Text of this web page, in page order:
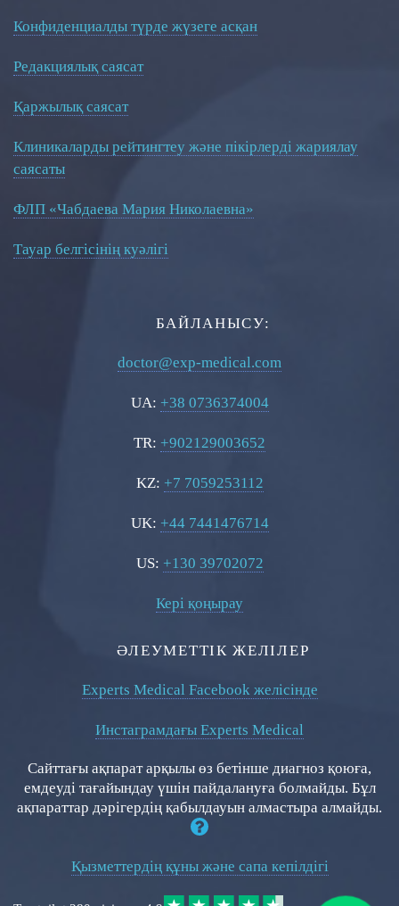
Конфиденциалды түрде жүзеге асқан
Редакциялық саясат
Қаржылық саясат
Клиникаларды рейтингтеу және пікірлерді жариялау
саясаты
ФЛП «Чабдаева Мария Николаевна»
Тауар белгісінің куәлігі
БАЙЛАНЫСУ:
doctor@exp-medical.com
UA: +38 0736374004
TR: +902129003652
KZ: +7 7059253112
UK: +44 7441476714
US: +130 39702072
Кері қоңырау
ӘЛЕУМЕТТІК ЖЕЛІЛЕР
Experts Medical Facebook желісінде
Инстаграмдағы Experts Medical
Сайттағы ақпарат арқылы өз бетінше диагноз қоюға,
емдеуді тағайындау үшін пайдалануға болмайды. Бұл
ақпараттар дәрігердің қабылдауын алмастыра алмайды.
Қызметтердің құны және сапа кепілдігі